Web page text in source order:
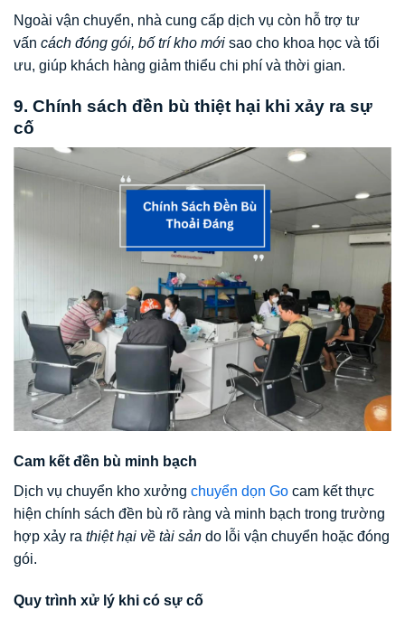
Ngoài vận chuyển, nhà cung cấp dịch vụ còn hỗ trợ tư
vấn cách đóng gói, bố trí kho mới sao cho khoa học và tối
ưu, giúp khách hàng giảm thiểu chi phí và thời gian.
9. Chính sách đền bù thiệt hại khi xảy ra sự
cố
Cam kết đền bù minh bạch
Dịch vụ chuyển kho xưởng chuyển dọn Go cam kết thực
hiện chính sách đền bù rõ ràng và minh bạch trong trường
hợp xảy ra thiệt hại về tài sản do lỗi vận chuyển hoặc đóng
gói.
Quy trình xử lý khi có sự cố